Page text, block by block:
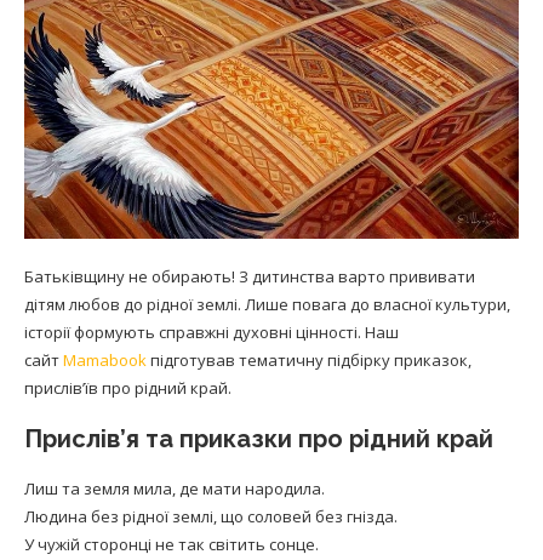
Батьківщину не обирають! З дитинства варто прививати
дітям любов до рідної землі. Лише повага до власної культури,
історії формують справжні духовні цінності. Наш
сайтMamabookпідготував тематичну підбірку приказок,
прислів’їв про рідний край.
Прислів’я та приказки про рідний край
Лиш та земля мила, де мати народила.
Людина без рідної землі, що соловей без гнізда.
У чужій сторонці не так світить сонце.